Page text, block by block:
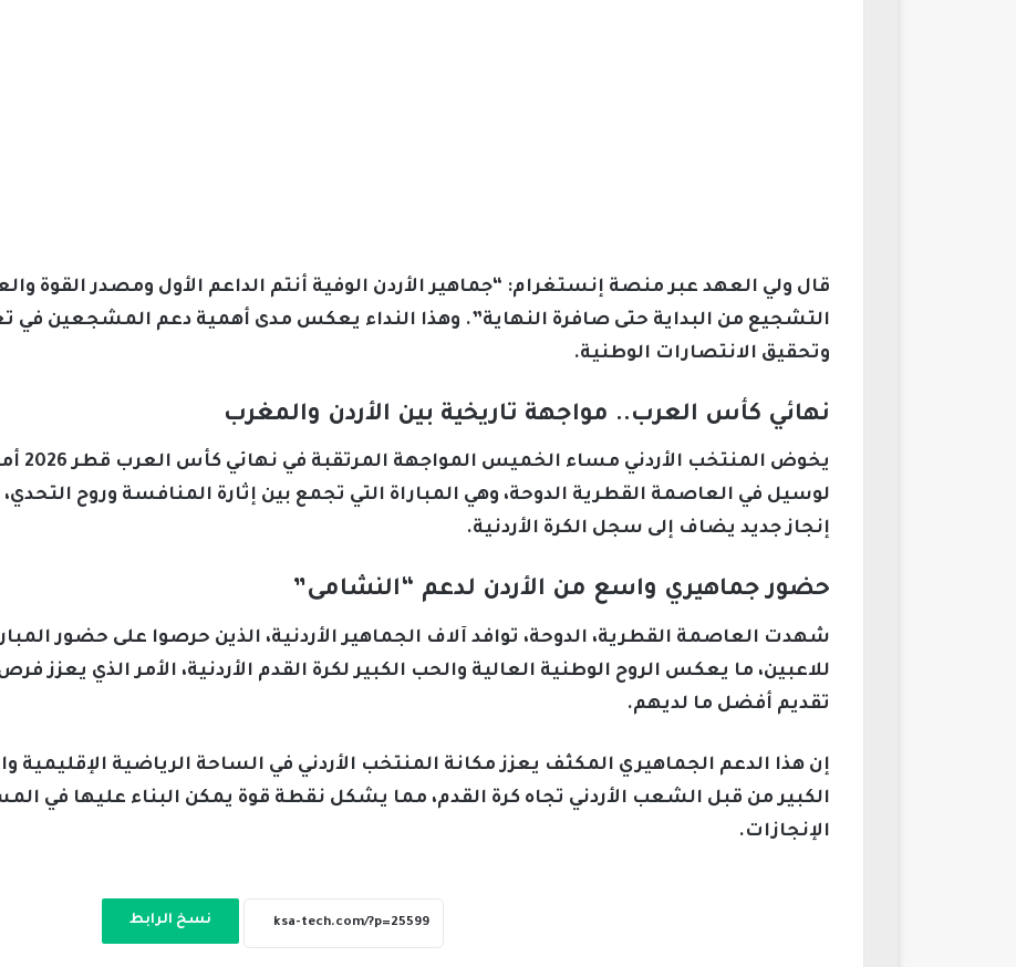
قال ولي العهد عبر منصة إنستغرام: “جماهير الأردن الوفية أنتم الداعم الأول ومصدر القوة
التشجيع من البداية حتى صافرة النهاية”. وهذا النداء يعكس مدى أهمية دعم المشجعين في
وتحقيق الانتصارات الوطنية.
نهائي كأس العرب.. مواجهة تاريخية بين الأردن والمغرب
يخوض
لوسيل في العاصمة القطرية الدوحة، وهي المباراة التي تجمع بين إثارة المنافسة وروح
إنجاز جديد يضاف إلى سجل الكرة الأردنية.
حضور جماهيري واسع من الأردن لدعم “النشامى”
شهدت العاصمة القطرية، الدوحة، توافد آلاف الجماهير الأردنية، الذين حرصوا على حضور
للاعبين، ما يعكس الروح الوطنية العالية والحب الكبير لكرة القدم الأردنية، الأمر الذي يعزز
تقديم أفضل ما لديهم.
إن هذا الدعم الجماهيري المكثف يعزز مكانة المنتخب الأردني في الساحة الرياضية الإقليمية
الكبير من قبل الشعب الأردني تجاه كرة القدم، مما يشكل نقطة قوة يمكن البناء عليها في
الإنجازات.
نسخ الرابط